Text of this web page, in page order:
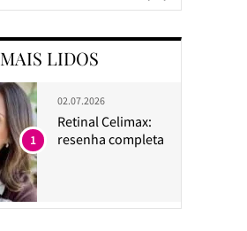
MAIS LIDOS
02.07.2026
Retinal Celimax:
resenha completa
1